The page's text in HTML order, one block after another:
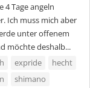
4 Tage angeln
Ich muss mich aber
unter offenem
möchte deshalb...
expride
hecht
shimano